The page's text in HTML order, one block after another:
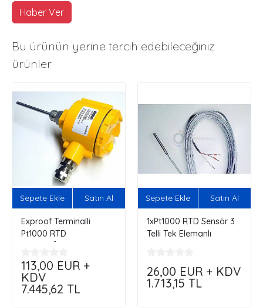
Haber Ver
Bu ürünün yerine tercih edebileceğiniz
ürünler
Exproof Terminalli
Pt1000 RTD
!!!
113,00 EUR +
KDV
7.445,62 TL
Sepete Ekle Satın Al
1xPt1000 RTD Sensör 3
Telli Tek Elemanlı
26,00 EUR + KDV
1.713,15 TL
Sepete Ekle Satın Al